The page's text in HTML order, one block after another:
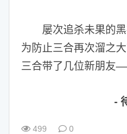
屡次追杀未果的黑
为防止三合再次溜之
三合带了几位新朋友
-
499 0